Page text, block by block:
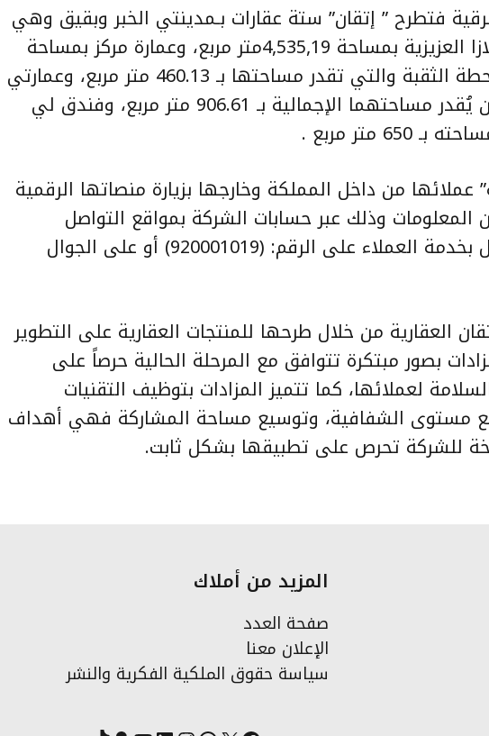
فتطرح ” إتقان” ستة عقارات بـمدينتي الخبر وبقيق وهي
على النحو التالي ” بلازا العزيزية بمساحة 4,535,19متر مربع، وعمارة مركز بمساحة
1,348.71مترمربع، ومحطة الثقبة والتي تقدر مساحتها بـ 460.13 متر مربع، وعمارتي
بدر واحد واثنين والتان يُقدر مساحتهما الإجمالية بـ 906.61 متر مربع، وفندق لي
متر مربع .
عملائها من داخل المملكة وخارجها بزيارة منصاتها الرقمية
وذلك عبر حسابات الشركة بمواقع التواصل
الاجتماعي أو بالاتصال بخدمة العملاء على الرقم: (920001019) أو على الجوال
العقارية من خلال طرحها للمنتجات العقارية على التطوير
بصور مبتكرة تتوافق مع المرحلة الحالية حرصاً على
لعملائها، كما تتميز المزادات بتوظيف التقنيات
مستوى الشفافية، وتوسيع مساحة المشاركة فهي أهداف
للشركة تحرص على تطبيقها بشكل ثابت.
المزيد من أملاك
صفحة العدد
الإعلان معنا
سياسة حقوق الملكية الفكرية والنشر